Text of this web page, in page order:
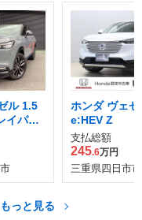
ル 1.5
イパッ
ホンダ ヴェ
e:HEV Z
支払総額
245.6万円
三重県四日市市
っと見る